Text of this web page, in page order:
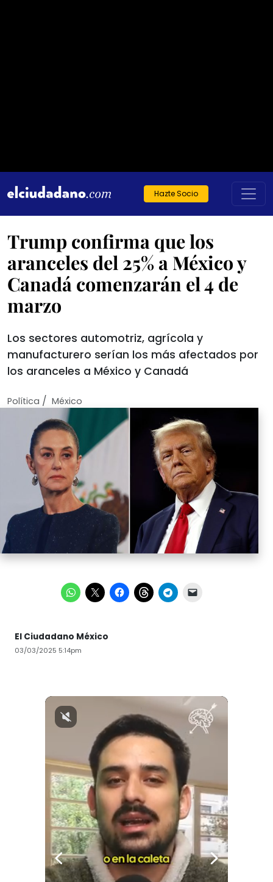
Hazte Socio
Trump confirma que los
aranceles del 25% a México y
Canadá comenzarán el 4 de
marzo
Los sectores automotriz, agrícola y
manufacturero serían los más afectados por
los aranceles a México y Canadá
Política / México
El Ciudadano México
03/03/2025 5:14pm